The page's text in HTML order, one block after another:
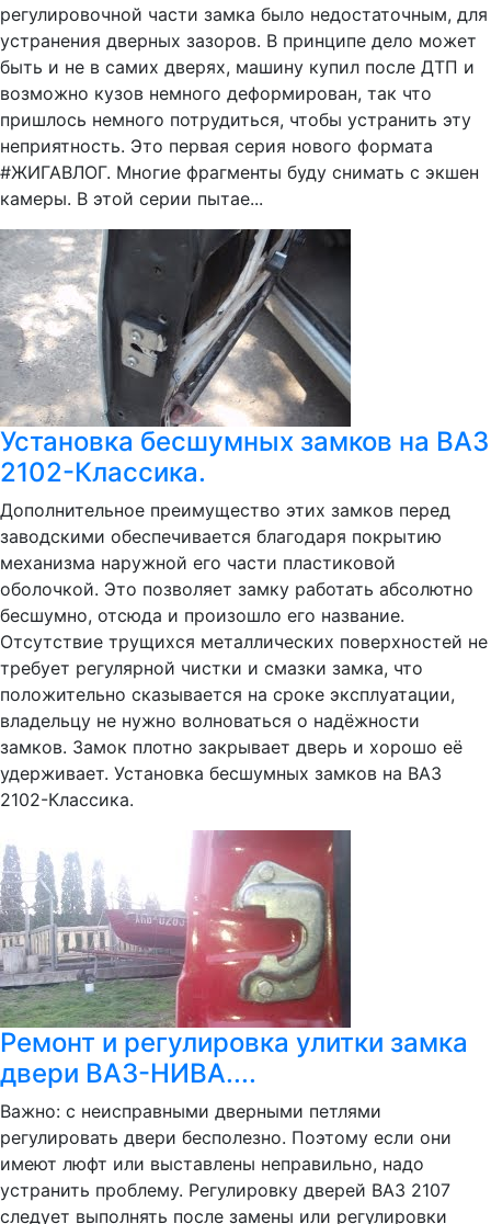
регулировочной части замка было недостаточным, для
устранения дверных зазоров. В принципе дело может
быть и не в самих дверях, машину купил после ДТП и
возможно кузов немного деформирован, так что
пришлось немного потрудиться, чтобы устранить эту
неприятность. Это первая серия нового формата
#ЖИГАВЛОГ. Многие фрагменты буду снимать с экшен
камеры. В этой серии пытае...
Установка бесшумных замков на ВАЗ
2102-Классика.
Дополнительное преимущество этих замков перед
заводскими обеспечивается благодаря покрытию
механизма наружной его части пластиковой
оболочкой. Это позволяет замку работать абсолютно
бесшумно, отсюда и произошло его название.
Отсутствие трущихся металлических поверхностей не
требует регулярной чистки и смазки замка, что
положительно сказывается на сроке эксплуатации,
владельцу не нужно волноваться о надёжности
замков. Замок плотно закрывает дверь и хорошо её
удерживает. Установка бесшумных замков на ВАЗ
2102-Классика.
Ремонт и регулировка улитки замка
двери ВАЗ-НИВА....
Важно: с неисправными дверными петлями
регулировать двери бесполезно. Поэтому если они
имеют люфт или выставлены неправильно, надо
устранить проблему. Регулировку дверей ВАЗ 2107
следует выполнять после замены или регулировки